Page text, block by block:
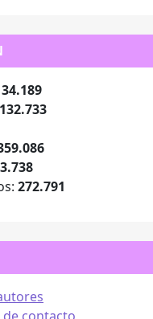
34.189
132.733
272.791